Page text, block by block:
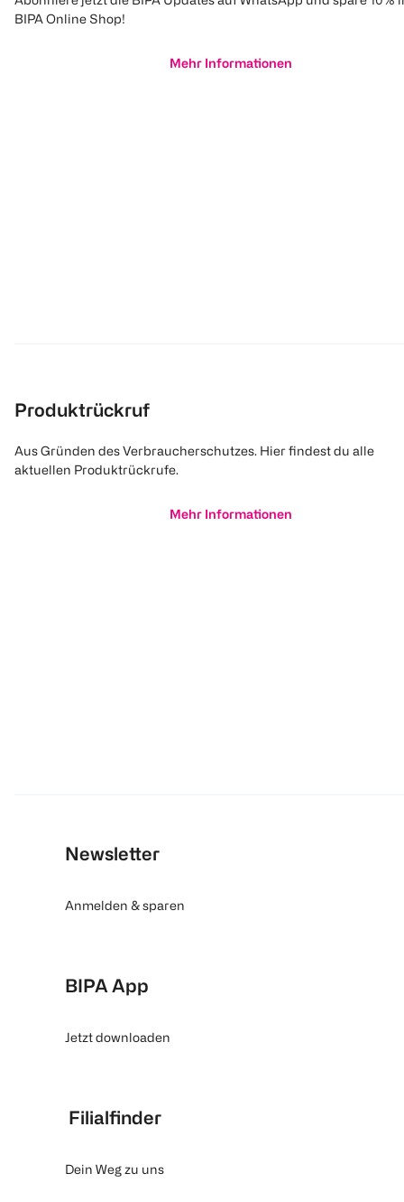
BIPA Online Shop!
Mehr Informationen
Produktrückruf
Aus Gründen des Verbraucherschutzes. Hier findest du alle
aktuellen Produktrückrufe.
Mehr Informationen
Newsletter
Anmelden & sparen
BIPA App
Jetzt downloaden
Filialfinder
Dein Weg zu uns